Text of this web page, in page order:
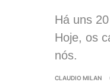
Há uns
Hoje, os
nós.
CLAUDIO MILAN